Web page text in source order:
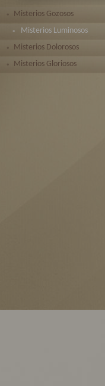
Misterios Gozosos
Misterios Luminosos
Misterios Dolorosos
Misterios Gloriosos